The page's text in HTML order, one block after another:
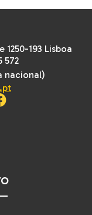
1250-193 Lisboa
572
nacional)